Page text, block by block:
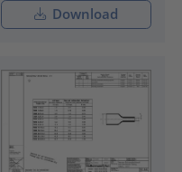
Download